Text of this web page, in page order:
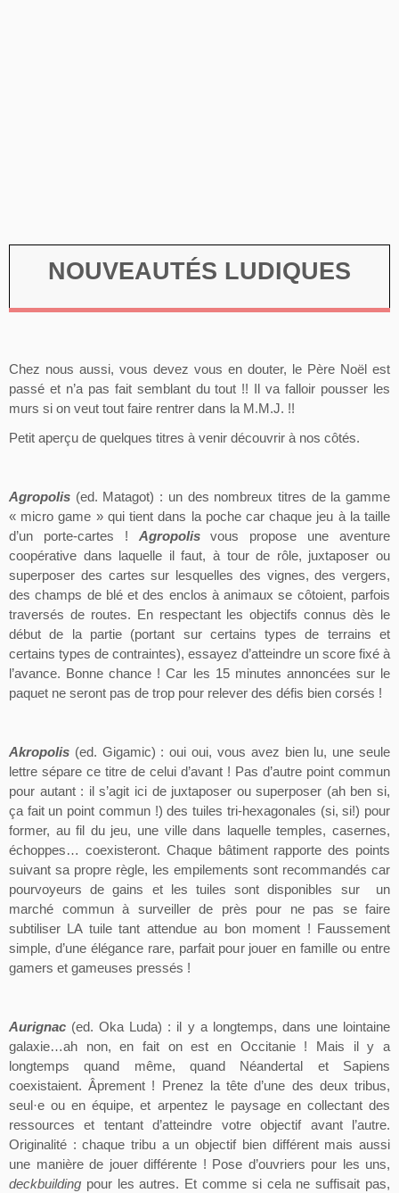
NOUVEAUTÉS LUDIQUES
Chez nous aussi, vous devez vous en douter, le Père Noël est
passé et n’a pas fait semblant du tout !! Il va falloir pousser les
murs si on veut tout faire rentrer dans la M.M.J. !!
Petit aperçu de quelques titres à venir découvrir à nos côtés.
Agropolis (ed. Matagot) : un des nombreux titres de la gamme
« microgame » qui tient dans la poche car chaque jeu à la taille
d’un porte-cartes ! Agropolisvous propose une aventure
coopérative dans laquelle il faut, à tour de rôle, juxtaposer ou
superposer des cartes sur lesquelles des vignes, des vergers,
des champs de blé et des enclos à animaux se côtoient, parfois
traversés de routes. En respectant les objectifs connus dès le
début de la partie (portant sur certains types de terrains et
certains types de contraintes), essayez d’atteindre un score fixé à
l’avance. Bonne chance ! Car les 15 minutes annoncées sur le
paquet ne seront pas de trop pour relever des défis bien corsés !
Akropolis (ed. Gigamic) : ouioui, vous avez bien lu, une seule
lettre sépare ce titre de celui d’avant ! Pas d’autre point commun
pour autant : il s’agit ici de juxtaposer ou superposer (ah ben si,
ça fait un point commun !) des tuiles tri-hexagonales (si,si!) pour
former, au fil du jeu, une ville dans laquelle temples, casernes,
échoppes… coexisteront. Chaque bâtiment rapporte des points
suivant sa propre règle, les empilements sont recommandés car
pourvoyeurs de gains et les tuiles sont disponibles sur
un
marché commun à surveiller de près pour ne pas se faire
subtiliser LA tuile tant attendue au bon moment ! Faussement
simple, d’une élégance rare, parfait pour jouer en famille ou entre
gamers et gameuses pressés !
Aurignac (ed. Oka Luda) : il y a longtemps, dans une lointaine
galaxie…ah non, en fait on est en Occitanie ! Mais il y a
longtemps quand même, quand Néandertal et Sapiens
coexistaient. Âprement ! Prenez la tête d’une des deux tribus,
seul·e ou en équipe, et arpentez le paysage en collectant des
ressources et tentant d’atteindre votre objectif avant l’autre.
Originalité : chaque tribu a un objectif bien différent mais aussi
une manière de jouer différente ! Pose d’ouvriers pour les uns,
deckbuilding pour les autres. Et comme si cela ne suffisait pas,